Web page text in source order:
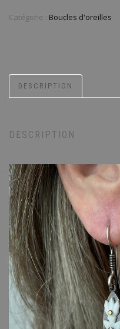
Catégorie : Boucles d'oreilles
DESCRIPTION
DESCRIPTION